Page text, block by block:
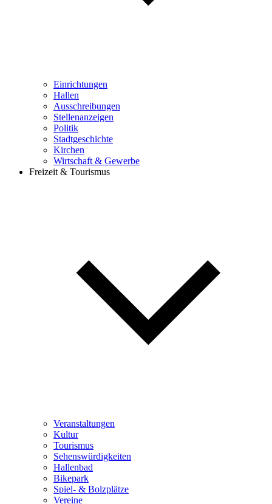
Einrichtungen
Hallen
Ausschreibungen
Stellenanzeigen
Politik
Stadtgeschichte
Kirchen
Wirtschaft & Gewerbe
Freizeit & Tourismus
Veranstaltungen
Kultur
Tourismus
Sehenswürdigkeiten
Hallenbad
Bikepark
Spiel- & Bolzplätze
Vereine